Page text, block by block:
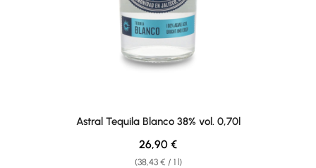
Astral Tequila Blanco 38% vol. 0,70l
(38,43 € / 1 l)
Regular price:
26,90 €